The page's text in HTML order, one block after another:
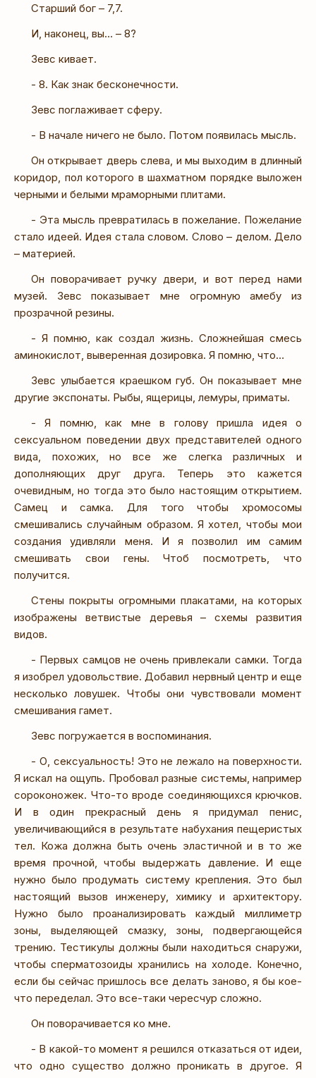
Старший бог – 7,7.
И, наконец, вы… – 8?
Зевс кивает.
- 8. Как знак бесконечности.
Зевс поглаживает сферу.
- В начале ничего не было. Потом появилась мысль.
Он открывает дверь слева, и мы выходим в длинный
коридор, пол которого в шахматном порядке выложен
черными и белыми мраморными плитами.
- Эта мысль превратилась в пожелание. Пожелание
стало идеей. Идея стала словом. Слово – делом. Дело
– материей.
Он поворачивает ручку двери, и вот перед нами
музей. Зевс показывает мне огромную амебу из
прозрачной резины.
- Я помню, как создал жизнь. Сложнейшая смесь
аминокислот, выверенная дозировка. Я помню, что…
Зевс улыбается краешком губ. Он показывает мне
другие экспонаты. Рыбы, ящерицы, лемуры, приматы.
- Я помню, как мне в голову пришла идея о
сексуальном поведении двух представителей одного
вида, похожих, но все же слегка различных и
дополняющих друг друга. Теперь это кажется
очевидным, но тогда это было настоящим открытием.
Самец и самка. Для того чтобы хромосомы
смешивались случайным образом. Я хотел, чтобы мои
создания удивляли меня. И я позволил им самим
смешивать свои гены. Чтоб посмотреть, что
получится.
Стены покрыты огромными плакатами, на которых
изображены ветвистые деревья – схемы развития
видов.
- Первых самцов не очень привлекали самки. Тогда
я изобрел удовольствие. Добавил нервный центр и еще
несколько ловушек. Чтобы они чувствовали момент
смешивания гамет.
Зевс погружается в воспоминания.
- О, сексуальность! Это не лежало на поверхности.
Я искал на ощупь. Пробовал разные системы, например
сороконожек. Что-то вроде соединяющихся крючков.
И в один прекрасный день я придумал пенис,
увеличивающийся в результате набухания пещеристых
тел. Кожа должна быть очень эластичной и в то же
время прочной, чтобы выдержать давление. И еще
нужно было продумать систему крепления. Это был
настоящий вызов инженеру, химику и архитектору.
Нужно было проанализировать каждый миллиметр
зоны, выделяющей смазку, зоны, подвергающейся
трению. Тестикулы должны были находиться снаружи,
чтобы сперматозоиды хранились на холоде. Конечно,
если бы сейчас пришлось все делать заново, я бы кое-
что переделал. Это все-таки чересчур сложно.
Он поворачивается ко мне.
- В какой-то момент я решился отказаться от идеи,
что одно существо должно проникать в другое. Я